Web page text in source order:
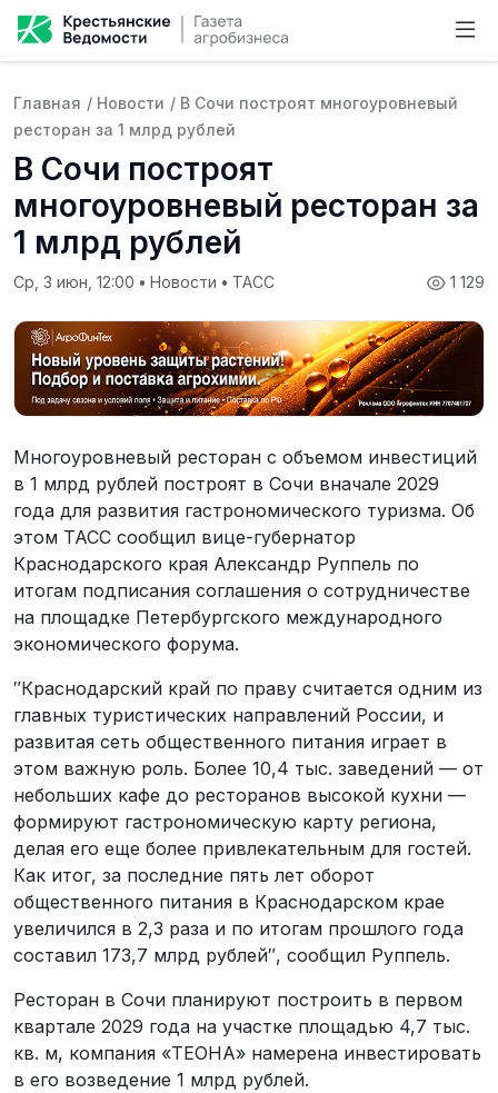
Главная / Новости / В Сочи построят многоуровневый
ресторан за 1 млрд рублей
В Сочи построят
многоуровневый ресторан за
1 млрд рублей
1 129
Ср, 3 июн, 12:00 • Новости • ТАСС
Многоуровневый ресторан с объемом инвестиций
в 1 млрд рублей построят в Сочи вначале 2029
года для развития гастрономического туризма. Об
этом ТАСС сообщил вице-губернатор
Краснодарского края Александр Руппель по
итогам подписания соглашения о сотрудничестве
на площадке Петербургского международного
экономического форума.
″Краснодарский край по праву считается одним из
главных туристических направлений России, и
развитая сеть общественного питания играет в
этом важную роль. Более 10,4 тыс. заведений — от
небольших кафе до ресторанов высокой кухни —
формируют гастрономическую карту региона,
делая его еще более привлекательным для гостей.
Как итог, за последние пять лет оборот
общественного питания в Краснодарском крае
увеличился в 2,3 раза и по итогам прошлого года
составил 173,7 млрд рублей″, сообщил Руппель.
Ресторан в Сочи планируют построить в первом
квартале 2029 года на участке площадью 4,7 тыс.
кв. м, компания «ТЕОНА» намерена инвестировать
в его возведение 1 млрд рублей.